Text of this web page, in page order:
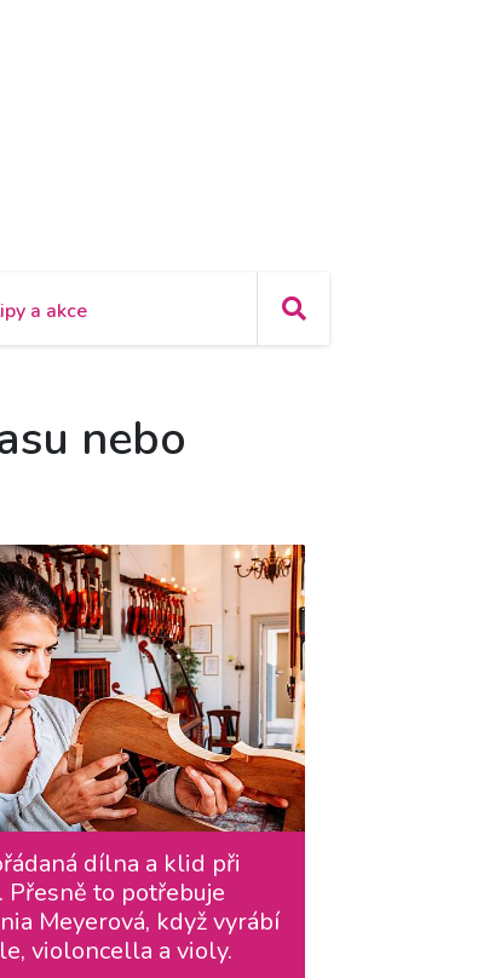
a akce
nebo
dílna a klid při
Přesně to potřebuje
Meyerová, když vyrábí
violoncella a violy.